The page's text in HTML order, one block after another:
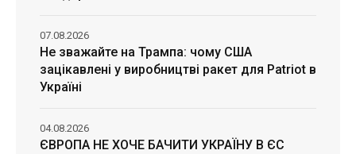
Не зважайте на Трампа: чому США
зацікавлені у виробництві ракет для Patriot в
Україні
07.08.2026
ЄВРОПА НЕ ХОЧЕ БАЧИТИ УКРАЇНУ В ЄС
04.08.2026